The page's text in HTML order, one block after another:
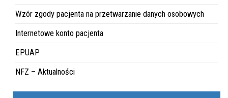
Wzór zgody pacjenta na przetwarzanie danych osobowych
Internetowe konto pacjenta
EPUAP
NFZ – Aktualności